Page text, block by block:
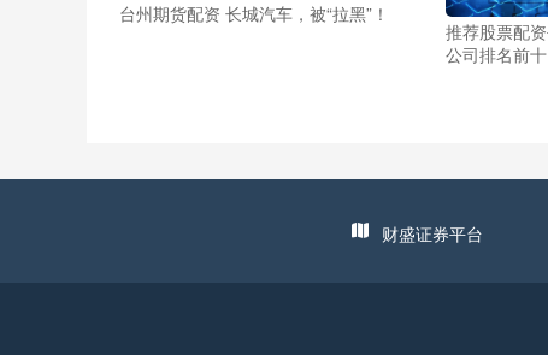
台州期货配资 长城汽车，被“拉黑”！
推荐股票配
公司排名前十
财盛证券平台